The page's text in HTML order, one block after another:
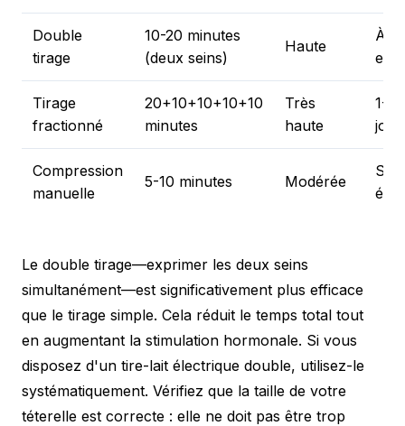
Double
tirage
10-20 minutes
(deux seins)
Haute
À
Tirage
fractionné
20+10+10+10+10
minutes
Très
haute
1-2
jour
Compression
manuelle
5-10 minutes Modérée
Le double tirage—exprimer les deux seins
simultanément—est significativement plus efficace
que le tirage simple. Cela réduit le temps total tout
en augmentant la stimulation hormonale. Si vous
disposez d'un tire-lait électrique double, utilisez-le
systématiquement. Vérifiez que la taille de votre
téterelle est correcte : elle ne doit pas être trop